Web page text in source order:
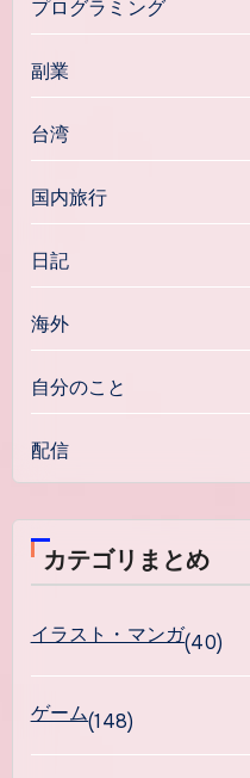
プログラミング
副業
台湾
国内旅行
日記
海外
自分のこと
配信
カテゴリまとめ
イラスト・マンガ(40)
ゲーム(148)